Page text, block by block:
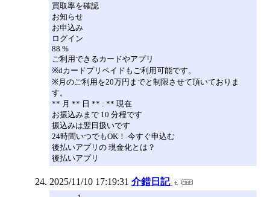
買取率を確認
お知らせ
お申込み
ログイン
88 %
ご利用できるカードやアプリ
※dカードプリペイドもご利用可能です。
※月のご利用を20万円までと制限させて頂いておりま
す。
** 月 ** 日 ** : ** 現在
お振込みまで 10 分程です
振込みは翌日扱いです
24時間いつでもOK！ 今すぐ申込む
後払いアプリの 現金化とは？
後払いアプリ
2025/11/10 17:19:31 介錯日記